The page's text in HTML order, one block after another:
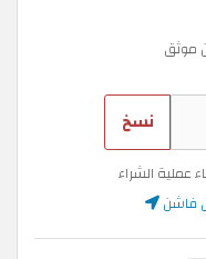
موثق
نسخ
عملية الشراء
فاشن